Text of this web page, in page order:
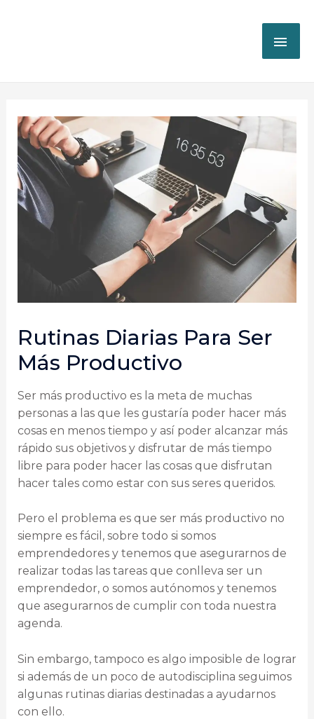
Rutinas Diarias Para Ser
Más Productivo
Ser más productivo es la meta de muchas
personas a las que les gustaría poder hacer más
cosas en menos tiempo y así poder alcanzar más
rápido sus objetivos y disfrutar de más tiempo
libre para poder hacer las cosas que disfrutan
hacer tales como estar con sus seres queridos.
Pero el problema es que ser más productivo no
siempre es fácil, sobre todo si somos
emprendedores y tenemos que asegurarnos de
realizar todas las tareas que conlleva ser un
emprendedor, o somos autónomos y tenemos
que asegurarnos de cumplir con toda nuestra
agenda.
Sin embargo, tampoco es algo imposible de lograr
si además de un poco de autodisciplina seguimos
algunas rutinas diarias destinadas a ayudarnos
con ello.